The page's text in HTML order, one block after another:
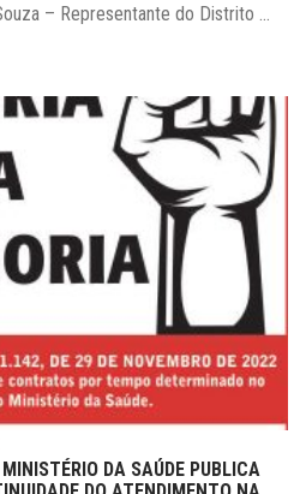
– Representante do Distrito ...
DA SAÚDE PUBLICA